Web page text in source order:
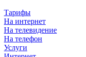
Тарифы
На интернет
На телевидение
На телефон
Услуги